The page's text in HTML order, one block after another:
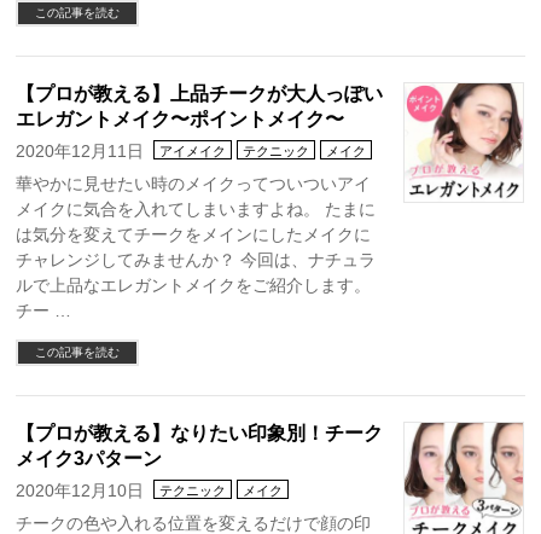
この記事を読む
【プロが教える】上品チークが大人っぽい
エレガントメイク〜ポイントメイク〜
2020年12月11日 アイメイク テクニック メイク
華やかに見せたい時のメイクってついついアイ
メイクに気合を入れてしまいますよね。 たまに
は気分を変えてチークをメインにしたメイクに
チャレンジしてみませんか？ 今回は、ナチュラ
ルで上品なエレガントメイクをご紹介します。
チー …
この記事を読む
【プロが教える】なりたい印象別！チーク
メイク3パターン
2020年12月10日 テクニック メイク
チークの色や入れる位置を変えるだけで顔の印